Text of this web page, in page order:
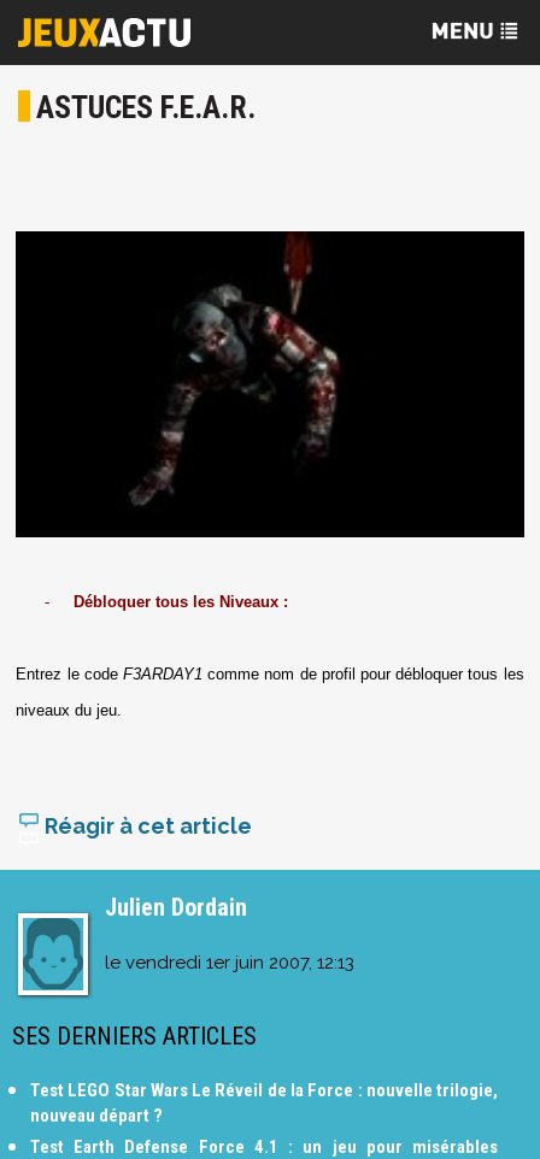
ASTUCES F.E.A.R.
- Débloquer tous les Niveaux :
Entrez le codeF3ARDAY1 comme nom de profil pour débloquer tous les
niveaux du jeu.
Réagir à cet article
Julien Dordain
le vendredi 1er juin 2007, 12:13
SES DERNIERS ARTICLES
Test LEGO Star Wars Le Réveil de la Force : nouvelle trilogie,
nouveau départ ?
Test Earth Defense Force 4.1 : un jeu pour misérables